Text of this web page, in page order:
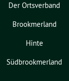
Der Ortsverband
Brookmerland
Hinte
Südbrookmerland